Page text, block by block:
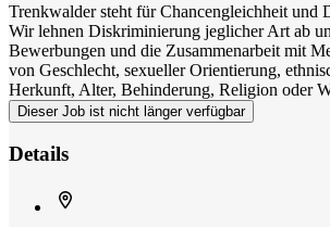
Trenkwalder steht für Chancengleichheit und
Wir lehnen Diskriminierung jeglicher Art ab
Bewerbungen und die Zusammenarbeit mit
von Geschlecht, sexueller Orientierung,
Herkunft, Alter, Behinderung, Religion oder
Dieser Job ist nicht länger verfügbar
Details